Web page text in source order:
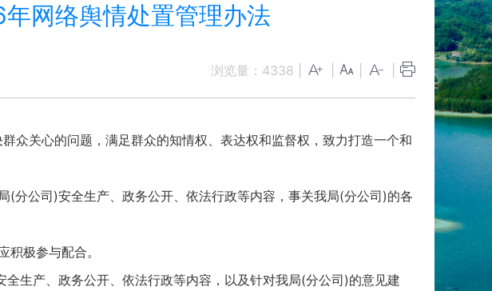
网络舆情处置管理办法
浏览量： 4338
众关心的问题，满足群众的知情权、表达权和监督权，致力打造一个和
分公司)安全生产、政务公开、依法行政等内容，事关我局(分公司)的各
极参与配合。
生产、政务公开、依法行政等内容，以及针对我局(分公司)的意见建